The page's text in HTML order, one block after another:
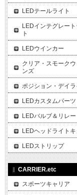
LEDテールライト
LEDインテグレー
ト
LEDウインカー
クリア・スモーク
ンズ
ポジション・デイラ
LEDカスタムパーツ
LEDバルブ＆リレー
LEDヘッドライトキ
LEDストリップ
CARRIER.etc
スポーツキャリア